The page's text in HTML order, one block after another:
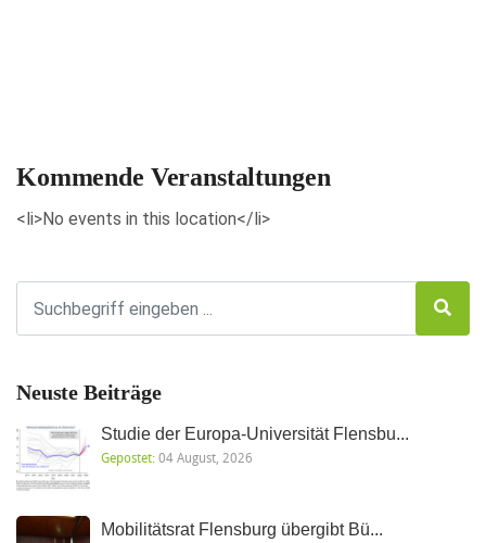
Kommende Veranstaltungen
<li>No events in this location</li>
Neuste Beiträge
Studie der Europa-Universität Flensbu...
Gepostet:04 August, 2026
Mobilitätsrat Flensburg übergibt Bü...